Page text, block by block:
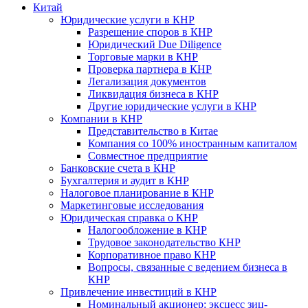
Китай
Юридические услуги в КНР
Разрешение споров в КНР
Юридический Due Diligence
Торговые марки в КНР
Проверка партнера в КНР
Легализация документов
Ликвидация бизнеса в КНР
Другие юридические услуги в КНР
Компании в КНР
Представительство в Китае
Компания со 100% иностранным капиталом
Совместное предприятие
Банковские счета в КНР
Бухгалтерия и аудит в КНР
Налоговое планирование в КНР
Маркетинговые исследования
Юридическая справка о КНР
Налогообложение в КНР
Трудовое законодательство КНР
Корпоративное право КНР
Вопросы, связанные с ведением бизнеса в
КНР
Привлечение инвестиций в КНР
Номинальный акционер: эксцесс зиц-